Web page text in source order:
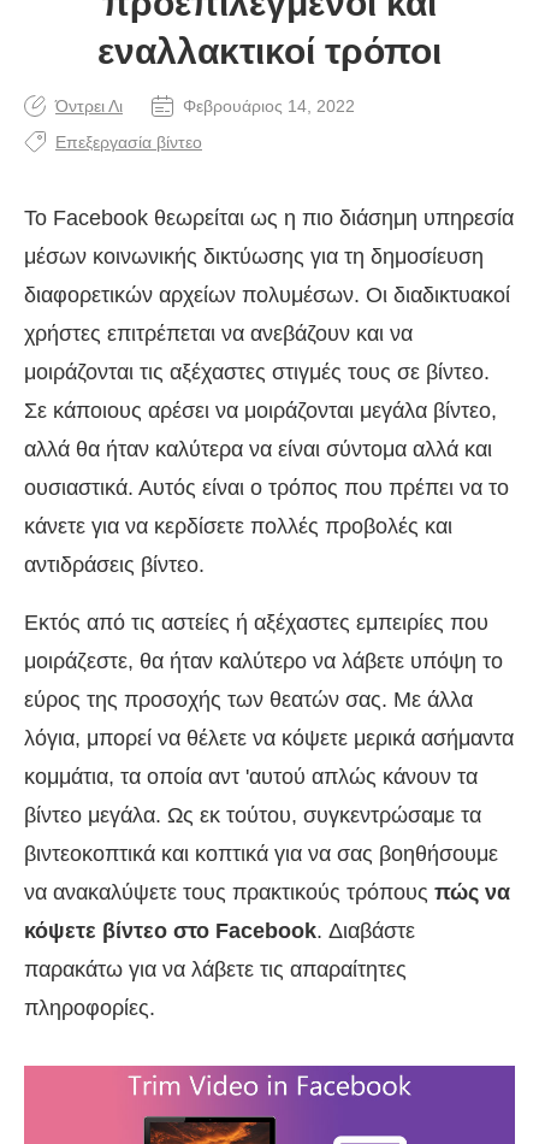
εναλλακτικοί τρόποι
Όντρει Λι
Φεβρουάριος 14, 2022
Επεξεργασία βίντεο
Το Facebook θεωρείται ως η πιο διάσημη υπηρεσία
μέσων κοινωνικής δικτύωσης για τη δημοσίευση
διαφορετικών αρχείων πολυμέσων. Οι διαδικτυακοί
χρήστες επιτρέπεται να ανεβάζουν και να
μοιράζονται τις αξέχαστες στιγμές τους σε βίντεο.
Σε κάποιους αρέσει να μοιράζονται μεγάλα βίντεο,
αλλά θα ήταν καλύτερα να είναι σύντομα αλλά και
ουσιαστικά. Αυτός είναι ο τρόπος που πρέπει να το
κάνετε για να κερδίσετε πολλές προβολές και
αντιδράσεις βίντεο.
Εκτός από τις αστείες ή αξέχαστες εμπειρίες που
μοιράζεστε, θα ήταν καλύτερο να λάβετε υπόψη το
εύρος της προσοχής των θεατών σας. Με άλλα
λόγια, μπορεί να θέλετε να κόψετε μερικά ασήμαντα
κομμάτια, τα οποία αντ 'αυτού απλώς κάνουν τα
βίντεο μεγάλα. Ως εκ τούτου, συγκεντρώσαμε τα
βιντεοκοπτικά και κοπτικά για να σας βοηθήσουμε
να ανακαλύψετε τους πρακτικούς τρόπους πώς να
κόψετε βίντεο στο Facebook. Διαβάστε
παρακάτω για να λάβετε τις απαραίτητες
πληροφορίες.